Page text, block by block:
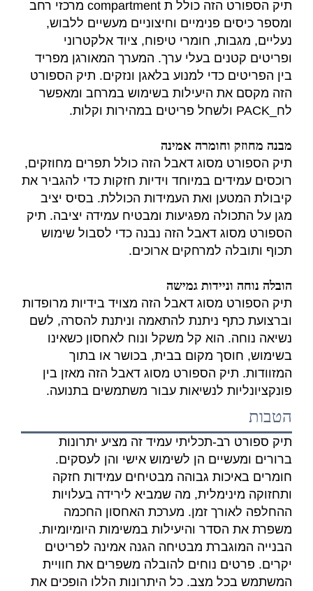
תיק הספורט הזה כולל ת compartment מרכזי רחב
ומספר כיסים פנימיים וחיצוניים מעשיים ללבוש,
נעליים, מגבות, חומרי טיפוח, ציוד אלקטרוני
ופריטים קטנים בעלי ערך. המערך המאורגן מפריד
בין הפריטים כדי למנוע בלאגן ונזקים. תיק הספורט
הזה מקסם את היעילות בשימוש במרחב ומאפשר
לח_PACK ולשחל פריטים במהירות וקלות.
מבנה מחוזק וחומרה אמינה
תיק הספורט מסוג דאבל הזה כולל תפרים מחוזקים,
רוכסים עמידים במיוחד וידיות חזקות כדי להגביר את
קיבולת המטען ואת העמידות הכוללת. בסיס יציב
מגן על התכולה מפגיעות ומבטיח עמידה יציבה. תיק
הספורט מסוג דאבל הזה נבנה כדי לסבול שימוש
תכוף ותובלה למרחקים ארוכים.
הובלה נוחה וניידות גמישה
תיק הספורט מסוג דאבל הזה מצויד בידיות מרופדות
וברצועת כתף ניתנת להתאמה וניתנת להסרה, לשם
נשיאה נוחה. הוא קל משקל ונוח לאחסון כשאינו
בשימוש, חוסך מקום בבית, בכושר או בתוך
המזוודות. תיק הספורט מסוג דאבל הזה מאזן בין
פונקציונליות לנשיאות עבור משתמשים בתנועה.
הטבות
תיק ספורט רב-תכליתי עמיד זה מציע יתרונות
ברורים ומעשיים הן לשימוש אישי והן לעסקים.
חומרים באיכות גבוהה מבטיחים עמידות חזקה
ותחזוקה מינימלית, מה שמביא לירידה בעלויות
ההחלפה לאורך זמן. מערכת האחסון החכמה
משפרת את הסדר והיעילות במשימות היומיומיות.
הבנייה המוגברת מבטיחה הגנה אמינה לפריטים
יקרים. פרטים נוחים להובלה משפרים את חוויית
המשתמש בכל מצב. כל היתרונות הללו הופכים את